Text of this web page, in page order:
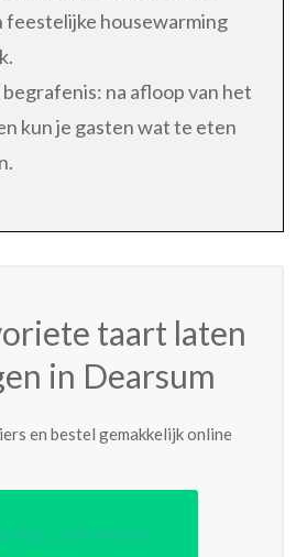
feestelijke housewarming
na afloop van het
kun je gasten wat te eten
taart laten
in Dearsum
en bestel gemakkelijk online
mij zien wat er